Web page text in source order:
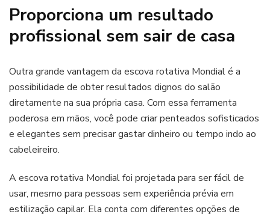
Proporciona um resultado
profissional sem sair de casa
Outra grande vantagem da escova rotativa Mondial é a
possibilidade de obter resultados dignos do salão
diretamente na sua própria casa. Com essa ferramenta
poderosa em mãos, você pode criar penteados sofisticados
e elegantes sem precisar gastar dinheiro ou tempo indo ao
cabeleireiro.
A escova rotativa Mondial foi projetada para ser fácil de
usar, mesmo para pessoas sem experiência prévia em
estilização capilar. Ela conta com diferentes opções de